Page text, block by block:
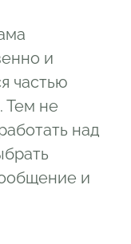
и
частью
Тем не
над
и